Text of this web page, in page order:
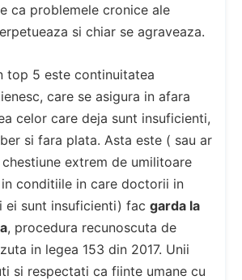
ca problemele cronice ale
si chiar se agraveaza.
top 5 este continuitatea
care se asigura in afara
celor care deja sunt insuficienti,
si fara plata. Asta este ( sau ar
extrem de umilitoare
conditiile in care doctorii in
ei sunt insuficienti) fac garda la
, procedura recunoscuta de
in legea 153 din 2017. Unii
si respectati ca fiinte umane cu